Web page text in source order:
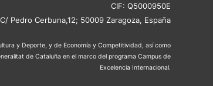
CIF: Q5000950E
C/ Pedro Cerbuna,12; 50009 Zaragoza, España
y Deporte, y de Economía y Competitividad, así como
de Cataluña en el marco del programa Campus de
Excelencia Internacional.